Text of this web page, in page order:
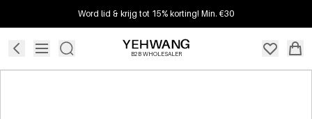
Word lid & krijg tot 15% korting! Min. €30
B2B WHOLESALER